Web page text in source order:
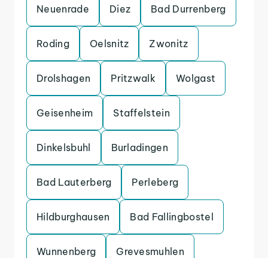
Neuenrade Diez Bad Durrenberg
Roding Oelsnitz Zwonitz
Drolshagen Pritzwalk Wolgast
Geisenheim Staffelstein
Dinkelsbuhl Burladingen
Bad Lauterberg Perleberg
Hildburghausen Bad Fallingbostel
Wunnenberg Grevesmuhlen